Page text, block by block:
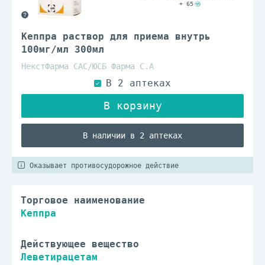
Кеппра раствор для приема внутрь
100мг/мл 300мл
НекстФарма САС/ЮСБ Фарма С.А
В наличии в 2 аптеках
+ 65
Оказывает противосудорожное действие
Торговое наименование
Кеппра
Действующее вещество
Леветирацетам